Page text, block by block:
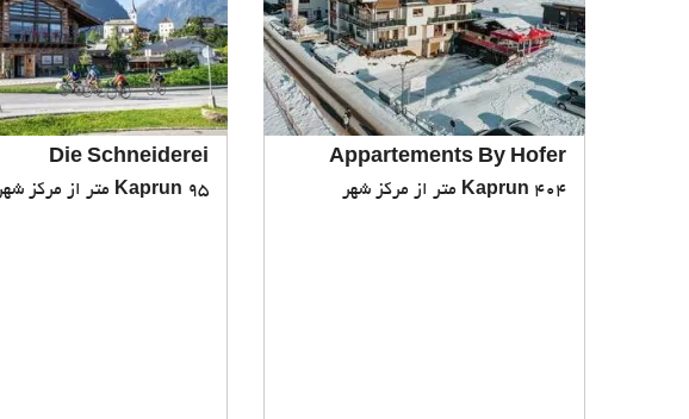
Appartements By Hofer
Kaprun 404 متر از مرکز شهر
Die Schneiderei
Kaprun 95 متر از مرکز شهر